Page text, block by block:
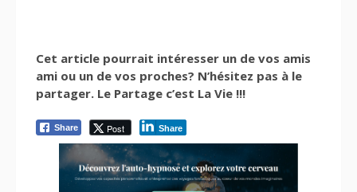
Cet article pourrait intéresser un de vos amis
ami ou un de vos proches? N’hésitez pas à le
partager. Le Partage c’est La Vie !!!
Share Post Share